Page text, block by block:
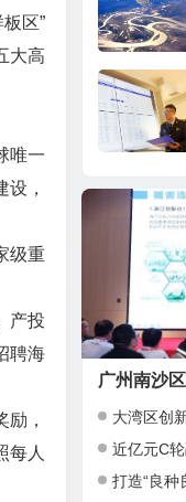
区”
大高
唯一
，
级重
产投
聘海
，
每人
大湾区创
近亿元C轮融
打造“良种良养